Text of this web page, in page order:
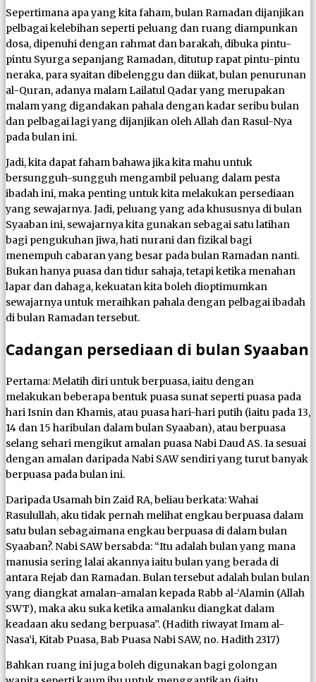
Sepertimana apa yang kita faham, bulan Ramadan dijanjikan
pelbagai kelebihan seperti peluang dan ruang diampunkan
dosa, dipenuhi dengan rahmat dan barakah, dibuka pintu-
pintu Syurga sepanjang Ramadan, ditutup rapat pintu-pintu
neraka, para syaitan dibelenggu dan diikat, bulan penurunan
al-Quran, adanya malam Lailatul Qadar yang merupakan
malam yang digandakan pahala dengan kadar seribu bulan
dan pelbagai lagi yang dijanjikan oleh Allah dan Rasul-Nya
pada bulan ini.
Jadi, kita dapat faham bahawa jika kita mahu untuk
bersungguh-sungguh mengambil peluang dalam pesta
ibadah ini, maka penting untuk kita melakukan persediaan
yang sewajarnya. Jadi, peluang yang ada khususnya di bulan
Syaaban ini, sewajarnya kita gunakan sebagai satu latihan
bagi pengukuhan jiwa, hati nurani dan fizikal bagi
menempuh cabaran yang besar pada bulan Ramadan nanti.
Bukan hanya puasa dan tidur sahaja, tetapi ketika menahan
lapar dan dahaga, kekuatan kita boleh dioptimumkan
sewajarnya untuk meraihkan pahala dengan pelbagai ibadah
di bulan Ramadan tersebut.
Cadangan persediaan di bulan Syaaban
Pertama: Melatih diri untuk berpuasa, iaitu dengan
melakukan beberapa bentuk puasa sunat seperti puasa pada
hari Isnin dan Khamis, atau puasa hari-hari putih (iaitu pada 13,
14 dan 15 haribulan dalam bulan Syaaban), atau berpuasa
selang sehari mengikut amalan puasa Nabi Daud AS. Ia sesuai
dengan amalan daripada Nabi SAW sendiri yang turut banyak
berpuasa pada bulan ini.
Daripada Usamah bin Zaid RA, beliau berkata: Wahai
Rasulullah, aku tidak pernah melihat engkau berpuasa dalam
satu bulan sebagaimana engkau berpuasa di dalam bulan
Syaaban?. Nabi SAW bersabda: “Itu adalah bulan yang mana
manusia sering lalai akannya iaitu bulan yang berada di
antara Rejab dan Ramadan. Bulan tersebut adalah bulan bulan
yang diangkat amalan-amalan kepada Rabb al-‘Alamin (Allah
SWT), maka aku suka ketika amalanku diangkat dalam
keadaan aku sedang berpuasa”. (Hadith riwayat Imam al-
Nasa’i, Kitab Puasa, Bab Puasa Nabi SAW, no. Hadith 2317)
Bahkan ruang ini juga boleh digunakan bagi golongan